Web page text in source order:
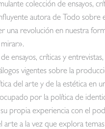
colección de ensayos,
autora de Todo sobre
una revolución en nuestra
ensayos, críticas y
vigentes sobre la
del arte y de la estética en
por la política de
propia experiencia con el
arte a la vez que explora